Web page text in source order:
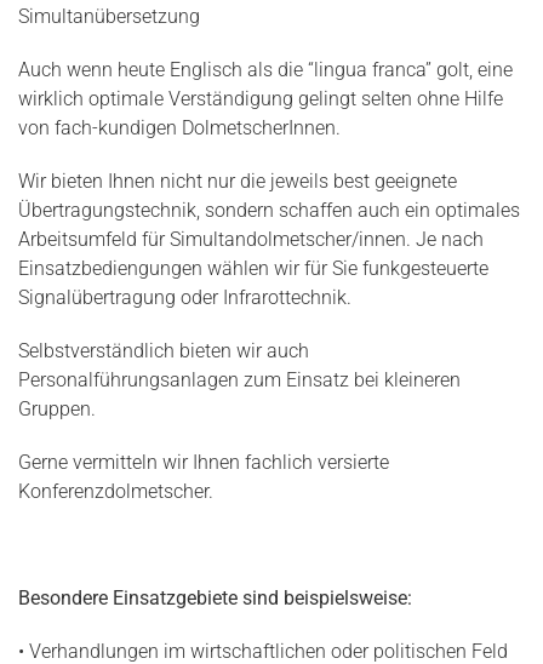
Simultanübersetzung
Auch wenn heute Englisch als die “lingua franca” golt, eine
wirklich optimale Verständigung gelingt selten ohne Hilfe
von fach-kundigen DolmetscherInnen.
Wir bieten Ihnen nicht nur die jeweils best geeignete
Übertragungstechnik, sondern schaffen auch ein optimales
Arbeitsumfeld für Simultandolmetscher/innen. Je nach
Einsatzbediengungen wählen wir für Sie funkgesteuerte
Signalübertragung oder Infrarottechnik.
Selbstverständlich bieten wir auch
Personalführungsanlagen zum Einsatz bei kleineren
Gruppen.
Gerne vermitteln wir Ihnen fachlich versierte
Konferenzdolmetscher.
Besondere Einsatzgebiete sind beispielsweise:
• Verhandlungen im wirtschaftlichen oder politischen Feld